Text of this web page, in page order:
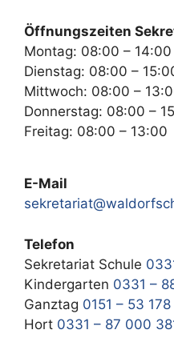
Öffnungszeiten
Montag: 08:00 – 14:00
Dienstag: 08:00 –
Mittwoch: 08:00 –
Donnerstag: 08:00 –
Freitag: 08:00 – 13:00
E-Mail
Telefon
Sekretariat Schule
Kindergarten 0331 –
Ganztag 0151 – 53 178
Hort 0331 – 87 000